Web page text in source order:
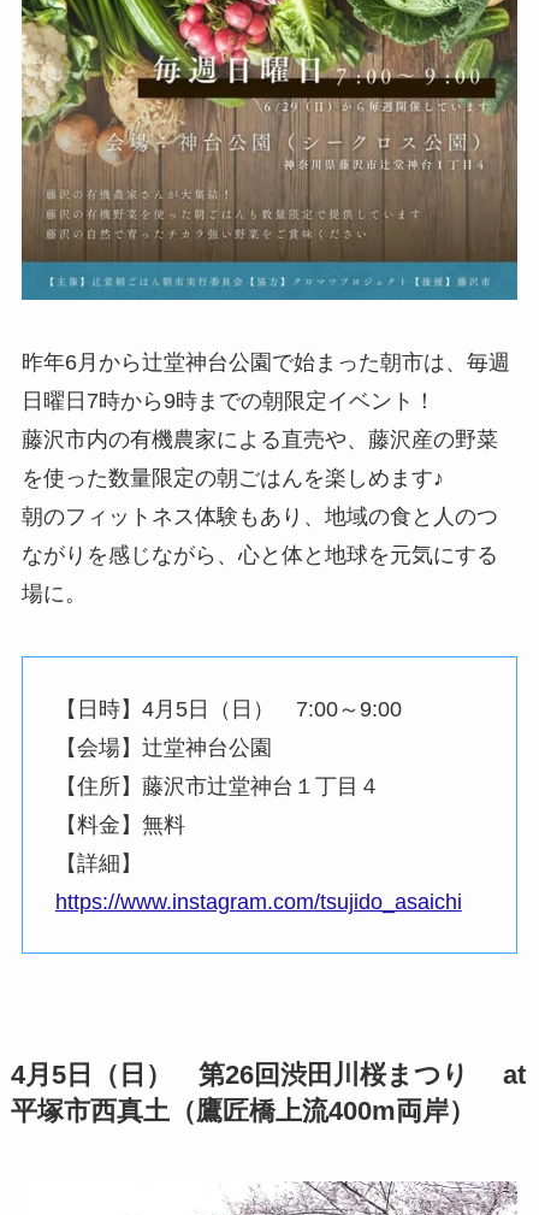
昨年6月から辻堂神台公園で始まった朝市は、毎週
日曜日7時から9時までの朝限定イベント！
藤沢市内の有機農家による直売や、藤沢産の野菜
を使った数量限定の朝ごはんを楽しめます♪
朝のフィットネス体験もあり、地域の食と人のつ
ながりを感じながら、心と体と地球を元気にする
場に。
【日時】4月5日（日） 7:00～9:00
【会場】辻堂神台公園
【住所】藤沢市辻堂神台１丁目４
【料金】無料
【詳細】
https://www.instagram.com/tsujido_asaichi
4月5日（日） 第26回渋田川桜まつり at
平塚市西真土（鷹匠橋上流400m両岸）